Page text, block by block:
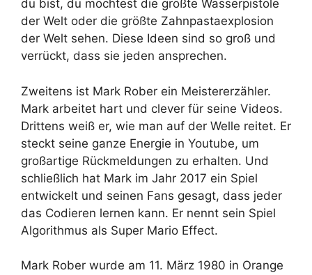
du bist, du möchtest die größte Wasserpistole
der Welt oder die größte Zahnpastaexplosion
der Welt sehen. Diese Ideen sind so groß und
verrückt, dass sie jeden ansprechen.
Zweitens ist Mark Rober ein Meistererzähler.
Mark arbeitet hart und clever für seine Videos.
Drittens weiß er, wie man auf der Welle reitet. Er
steckt seine ganze Energie in Youtube, um
großartige Rückmeldungen zu erhalten. Und
schließlich hat Mark im Jahr 2017 ein Spiel
entwickelt und seinen Fans gesagt, dass jeder
das Codieren lernen kann. Er nennt sein Spiel
Algorithmus als Super Mario Effect.
Mark Rober wurde am 11. März 1980 in Orange